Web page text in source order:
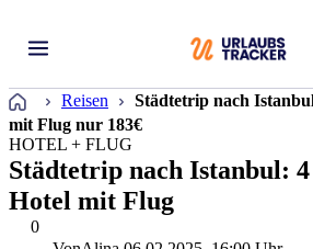
Startseite
Reisen
Städtetrip nach
mit Flug nur 183€
0
HOTEL + FLUG
Städtetrip nach Istanbul:
Hotel mit Flug